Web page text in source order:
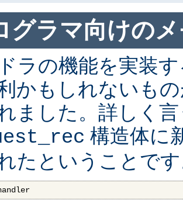
グラマ向けの
ラの機能を実装
かもしれないも
ました。詳しく
構造体に
たということで